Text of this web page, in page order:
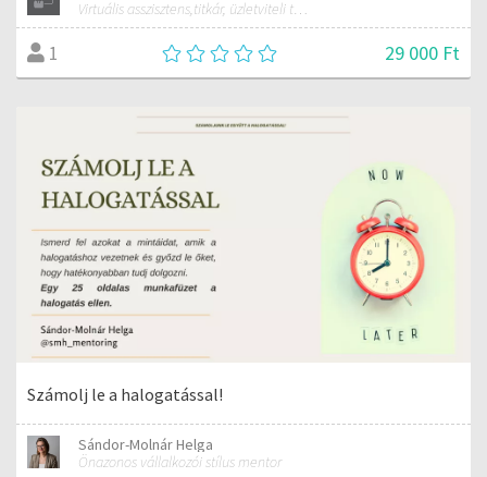
1 29 000 Ft
Számolj le a halogatással!
Sándor-Molnár Helga
Önazonos vállalkozói stílus mentor